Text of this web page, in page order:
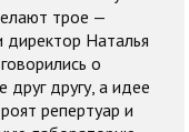
трое —
директор Наталья
о
друг другу, а идее
репертуар и